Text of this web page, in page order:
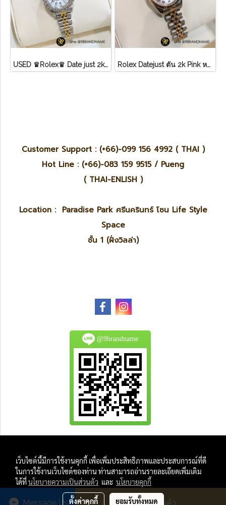
สั่งซื้อสินค้า
Message Us
USED ♛Rolex♛ Date just​ 2k​ หน้าขาว​ หลัก​เพชร​/โรมัน ขอบเพชรหนามเตย​ บานพับเก่า​ สายจูบิลี่ Rolex Datejust ตัน 2k Pink หลักโรมันสายจูบิลี่ Lady ไม่มี อปก
Customer Support : (+66)-099 156 4992 ( THAI )
Hot Line : (+66)-083 159 9515 / Pueng
( THAI-ENLISH )
Location : Paradise Park ศรีนครินทร์ โซน Life Style
Space
ชั้น 1 (ฝั่งวิลล่า)
@9brandname
And
All Photo in this website were taken by
9Brandname's Team.
เว็บไซต์นี้มีการใช้งานคุกกี้ เพื่อเพิ่มประสิทธิภาพและประสบการณ์ที่ดี
ในการใช้งานเว็บไซต์ของท่าน ท่านสามารถอ่านรายละเอียดเพิ่มเติม
ได้ที่นโยบายความเป็นส่วนตัว และ นโยบายคุกกี้
ตั้งค่าคุกกี้ ยอมรับทั้งหมด